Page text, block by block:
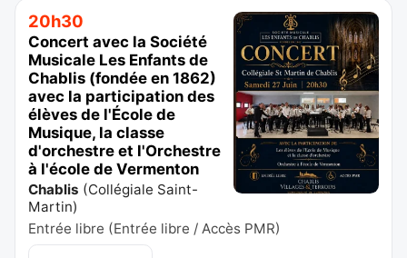
20h30
Concert avec la Société
Musicale Les Enfants de
Chablis (fondée en 1862)
avec la participation des
élèves de l'École de
Musique, la classe
d'orchestre et l'Orchestre
à l'école de Vermenton
Chablis (Collégiale Saint-
Martin)
Entrée libre (Entrée libre / Accès PMR)